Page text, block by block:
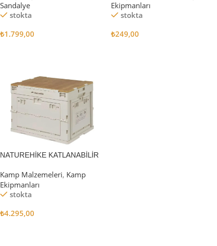
Sandalye
stokta
₺1.799,00
Ekipmanları
stokta
₺249,00
NATUREHİKE KATLANABİLİR
Kamp Malzemeleri, Kamp
Ekipmanları
stokta
₺4.295,00